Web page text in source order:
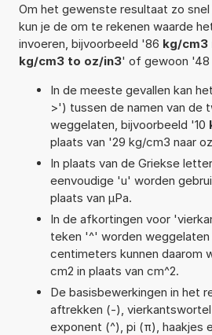
Om het gewenste resultaat zo snel
kun je de om te rekenen waarde
invoeren, bijvoorbeeld '86 kg/cm3
kg/cm3 to oz/in3' of gewoon '48
In de meeste gevallen kan
>') tussen de namen van de
weggelaten, bijvoorbeeld '10
plaats van '29 kg/cm3 naar
In plaats van de Griekse
eenvoudige 'u' worden
plaats van µPa.
In de afkortingen voor
teken '^' worden
centimeters kunnen daarom
cm2 in plaats van cm^2.
De basisbewerkingen in het
aftrekken (-), vierkantswortel
exponent (^), pi (π), haakjes